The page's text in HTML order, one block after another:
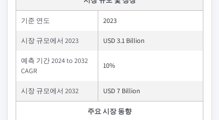
기준 연도 2023
시장 규모에서 2023 USD 3.1 Billion
예측 기간 2024 to 2032
CAGR
10%
시장 규모에서 2032 USD 7 Billion
주요 시장 동향